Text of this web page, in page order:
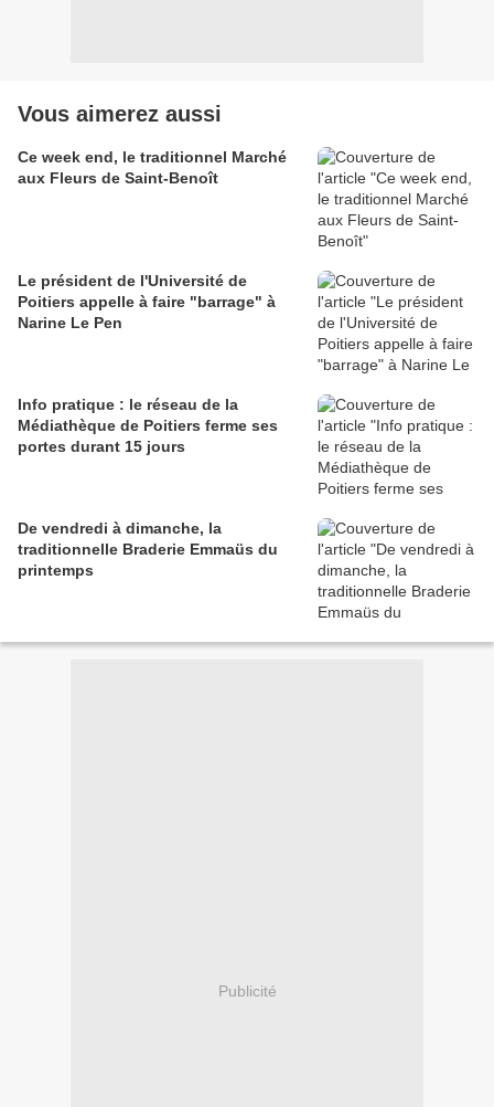
Vous aimerez aussi
Ce week end, le traditionnel Marché
aux Fleurs de Saint-Benoît
Le président de l'Université de
Poitiers appelle à faire "barrage" à
Narine Le Pen
Info pratique : le réseau de la
Médiathèque de Poitiers ferme ses
portes durant 15 jours
De vendredi à dimanche, la
traditionnelle Braderie Emmaüs du
printemps
Publicité